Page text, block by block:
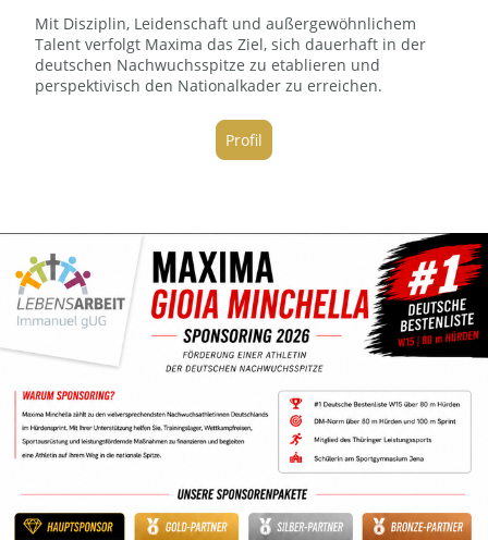
Mit Disziplin, Leidenschaft und außergewöhnlichem
Talent verfolgt Maxima das Ziel, sich dauerhaft in der
deutschen Nachwuchsspitze zu etablieren und
perspektivisch den Nationalkader zu erreichen.
Profil